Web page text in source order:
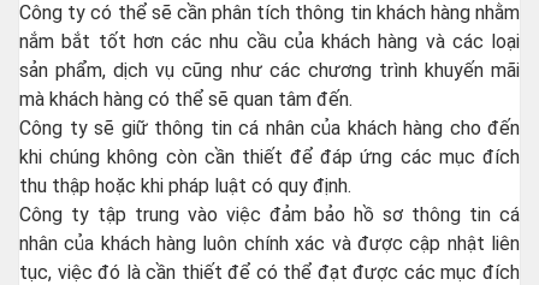
Công ty có thể sẽ cần phân tích thông tin khách hàng nhằm
nắm bắt tốt hơn các nhu cầu của khách hàng và các loại
sản phẩm, dịch vụ cũng như các chương trình khuyến mãi
mà khách hàng có thể sẽ quan tâm đến.
Công ty sẽ giữ thông tin cá nhân của khách hàng cho đến
khi chúng không còn cần thiết để đáp ứng các mục đích
thu thập hoặc khi pháp luật có quy định.
Công ty tập trung vào việc đảm bảo hồ sơ thông tin cá
nhân của khách hàng luôn chính xác và được cập nhật liên
tục, việc đó là cần thiết để có thể đạt được các mục đích